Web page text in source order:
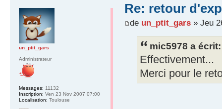
Re: retour
de un_ptit_gars» Jeu
mic5978 a écrit:
Effectivement...
Merci pour le
un_ptit_gars
Administrateur
Messages: 11132
Inscription: Ven 23 Nov 2007 07:00
Localisation: Toulouse